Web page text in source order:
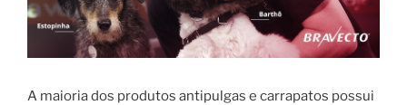
A maioria dos produtos antipulgas e carrapatos possui